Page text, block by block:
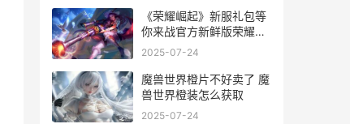
《荣耀崛起》新服礼包等
你来战官方新鲜版荣耀崛
起下载一并送上 荣耀崛起
2025-07-24
魔兽世界橙片不好卖了 魔
兽世界橙装怎么获取
2025-07-24